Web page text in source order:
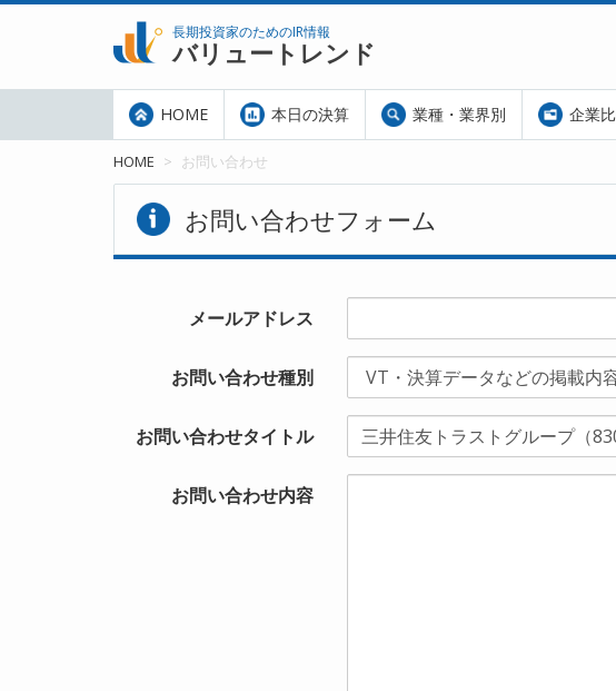
長期投資家のためのIR情報
バリュートレンド
HOME 本日の決算 業種・業界別 企業
HOME お問い合わせ
お問い合わせフォーム
メールアドレス
お問い合わせ種別
お問い合わせタイトル
お問い合わせ内容